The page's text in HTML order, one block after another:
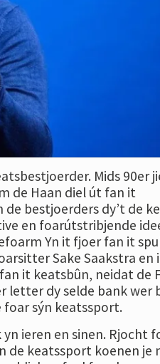
Mids 90er
de Haan diel út fan it
de bestjoerders dy’t de
en foarútstribjende
Yn it fjoer fan it
Sake Saakstra en
it keatsbûn, neidat de
letter dy selde bank wer
foar sýn keatssport.
ieren en sinen. Rjocht
de keatssport koenen je